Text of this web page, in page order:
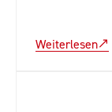
Weiterlesen